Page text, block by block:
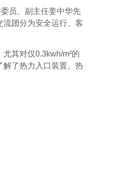
员、副主任姜中华先
团分为安全运行、客
尤其对仅0.3kwh/m²的
解了热力入口装置、热